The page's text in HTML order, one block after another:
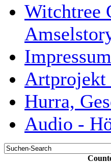
Witchtree
Impressum
Artprojekt
Hurra,
Audio -